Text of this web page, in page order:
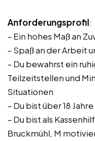
Anforderungsprofil:
– Ein hohes Maß an
– Spaß an der Arbeit
– Du bewahrst ein
Teilzeitstellen und
Situationen
– Du bist über 18
– Du bist als
Bruckmühl, M